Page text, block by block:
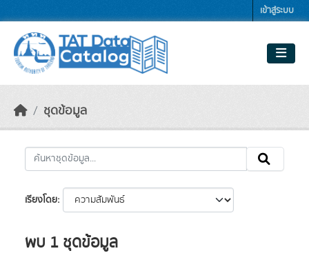
เข้าสู่ระบบ
ชุดข้อมูล
เรียงโดย
พบ 1 ชุดข้อมูล